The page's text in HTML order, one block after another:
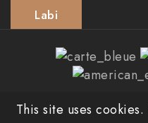
This site uses© 2026 -